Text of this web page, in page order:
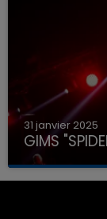
31 janvier 2025
GIMS